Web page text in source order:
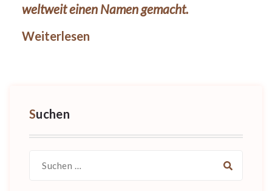
weltweit einen Namen gemacht.
Weiterlesen
Suchen
nach: